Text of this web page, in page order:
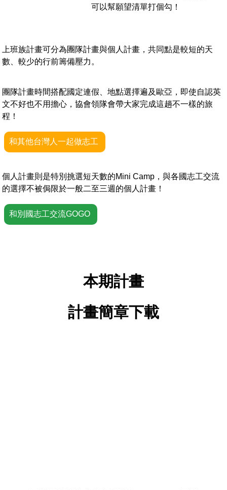
可以幫願望清單打個勾！
上班族計畫可分為團隊計畫與個人計畫， 共同點是較短的天
數、較少的行前籌備壓力。
團隊計畫時間搭配國定連假、地點選擇遍及歐亞，即使自認英
文不好也不用擔心，協會領隊會帶大家完成這趟不一樣的旅
程！
和其他台灣人一起做志工
個人計畫則是特別挑選短天數的Mini Camp，與各國志工交流
的選擇不被侷限於一般二至三週的個人計畫！
和別國志工交流GOGO
本期計畫
計畫簡章下載